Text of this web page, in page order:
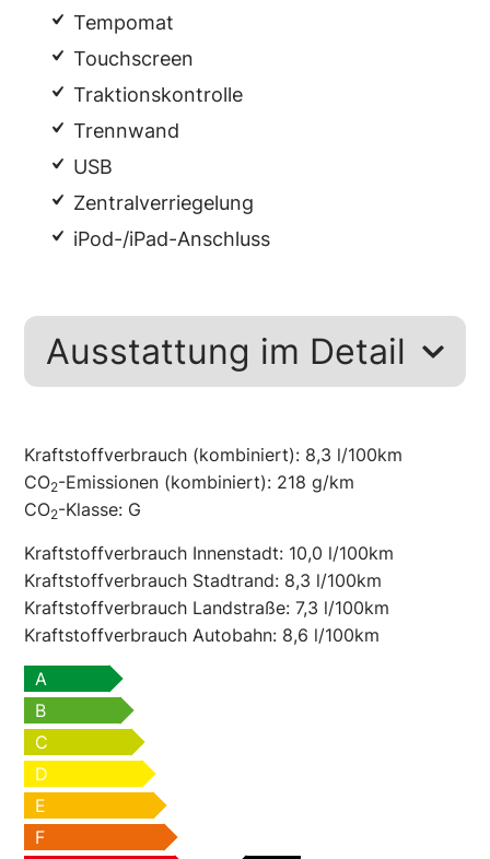
Tempomat
Touchscreen
Traktionskontrolle
Trennwand
USB
Zentralverriegelung
iPod-/iPad-Anschluss
Ausstattung im Detail
Kraftstoffverbrauch (kombiniert): 8,3 l/100km
CO2-Emissionen (kombiniert): 218 g/km
CO2-Klasse: G
Kraftstoffverbrauch Innenstadt: 10,0 l/100km
Kraftstoffverbrauch Stadtrand: 8,3 l/100km
Kraftstoffverbrauch Landstraße:7,3 l/100km
Kraftstoffverbrauch Autobahn: 8,6 l/100km
A
B
C
D
E
F